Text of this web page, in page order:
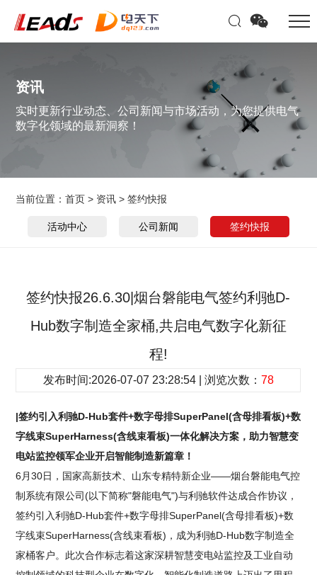
资讯
实时更新行业动态、公司新闻与市场活动，为您提供电气
数字化领域的最新洞察！
当前位置：首页 > 资讯 >签约快报
活动中心 公司新闻 签约快报
签约快报26.6.30|烟台磐能电气签约利驰D-
Hub数字制造全家桶,共启电气数字化新征
程!
发布时间:2026-07-07 23:28:54 | 浏览次数： 78
|签约引入利驰D-Hub套件+数字母排SuperPanel(含母排看板)+数
字线束SuperHarness(含线束看板)一体化解决方案，助力智慧变
电站监控领军企业开启智能制造新篇章！
6月30日，国家高新技术、山东专精特新企业——烟台磐能电气控
制系统有限公司(以下简称"磐能电气")与利驰软件达成合作协议，
签约引入利驰D-Hub套件+数字母排SuperPanel(含母排看板)+数
字线束SuperHarness(含线束看板)，成为利驰D-Hub数字制造全
家桶客户。此次合作标志着这家深耕智慧变电站监控及工业自动